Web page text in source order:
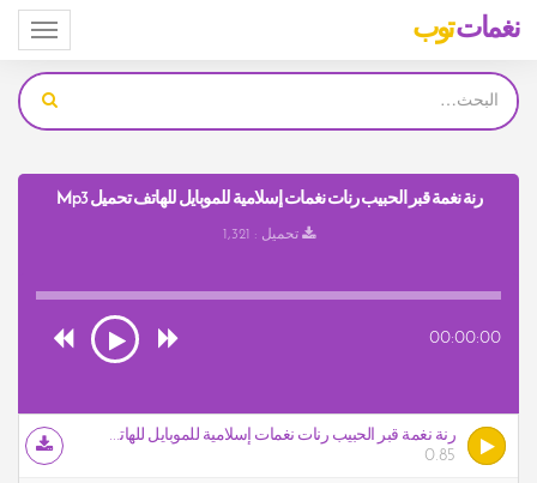
Toggle
نغماتتوب
رنة نغمة قبر الحبيب رنات نغمات إسلامية للموبايل للهاتف تحميل Mp3
تحميل : 1,321
00:00:00
رنة نغمة قبر الحبيب رنات نغمات إسلامية للموبايل للهاتف
0.85